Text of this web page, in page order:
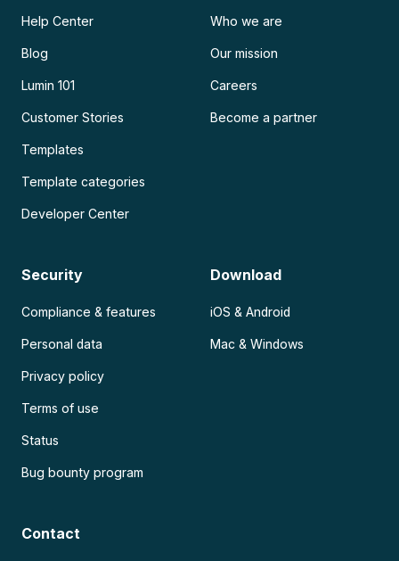
Help Center
Blog
Lumin 101
Customer Stories
Templates
Template categories
Developer Center
Who we are
Our mission
Careers
Become a partner
Security
Compliance & features
Personal data
Privacy policy
Terms of use
Status
Bug bounty program
Download
iOS & Android
Mac & Windows
Contact